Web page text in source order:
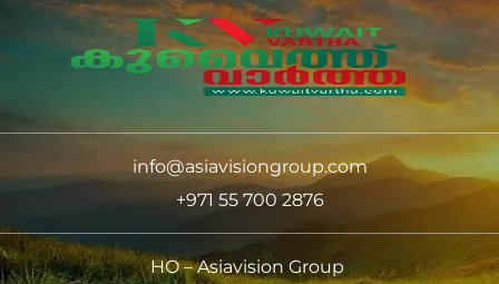
info@asiavisiongroup.com
+971 55 700 2876
HO – Asiavision Group